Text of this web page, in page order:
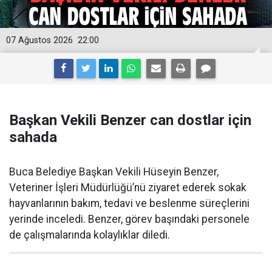
22:00
07 Ağustos 2026
Başkan Vekili Benzer can dostlar için
sahada
Buca Belediye Başkan Vekili Hüseyin Benzer,
Veteriner İşleri Müdürlüğü’nü ziyaret ederek sokak
hayvanlarının bakım, tedavi ve beslenme süreçlerini
yerinde inceledi. Benzer, görev başındaki personele
de çalışmalarında kolaylıklar diledi.